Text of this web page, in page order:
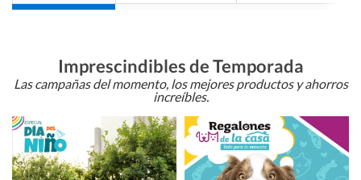
Imprescindibles de Temporada
Las campañas del momento, los mejores productos y ahorros
increíbles.